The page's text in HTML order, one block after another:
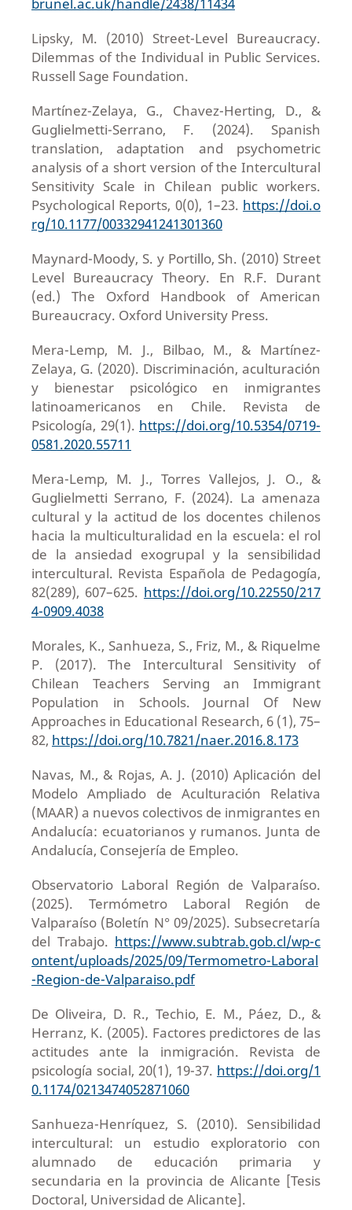
Lipsky, M. (2010) Street-Level Bureaucracy.
Dilemmas of the Individual in Public Services.
Russell Sage Foundation.
Martínez-Zelaya, G., Chavez-Herting, D., &
Guglielmetti-Serrano, F. (2024). Spanish
translation, adaptation and psychometric
analysis of a short version of the Intercultural
Sensitivity Scale in Chilean public workers.
Psychological Reports, 0(0), 1–23. https://doi.o
rg/10.1177/00332941241301360
Maynard-Moody, S. y Portillo, Sh. (2010) Street
Level Bureaucracy Theory. En R.F. Durant
(ed.) The Oxford Handbook of American
Bureaucracy. Oxford University Press.
Mera-Lemp, M. J., Bilbao, M., & Martínez-
Zelaya, G. (2020). Discriminación, aculturación
y bienestar psicológico en inmigrantes
latinoamericanos en Chile. Revista de
Psicología, 29(1). https://doi.org/10.5354/0719-
0581.2020.55711
Mera-Lemp, M. J., Torres Vallejos, J. O., &
Guglielmetti Serrano, F. (2024). La amenaza
cultural y la actitud de los docentes chilenos
hacia la multiculturalidad en la escuela: el rol
de la ansiedad exogrupal y la sensibilidad
intercultural. Revista Española de Pedagogía,
82(289), 607–625. https://doi.org/10.22550/217
4-0909.4038
Morales, K., Sanhueza, S., Friz, M., & Riquelme
P. (2017). The Intercultural Sensitivity of
Chilean Teachers Serving an Immigrant
Population in Schools. Journal Of New
Approaches in Educational Research, 6 (1), 75–
82, https://doi.org/10.7821/naer.2016.8.173
Navas, M., & Rojas, A. J. (2010) Aplicación del
Modelo Ampliado de Aculturación Relativa
(MAAR) a nuevos colectivos de inmigrantes en
Andalucía: ecuatorianos y rumanos. Junta de
Andalucía, Consejería de Empleo.
Observatorio Laboral Región de Valparaíso.
(2025). Termómetro Laboral Región de
Valparaíso (Boletín N° 09/2025). Subsecretaría
del Trabajo. https://www.subtrab.gob.cl/wp-c
ontent/uploads/2025/09/Termometro-Laboral
-Region-de-Valparaiso.pdf
De Oliveira, D. R., Techio, E. M., Páez, D., &
Herranz, K. (2005). Factores predictores de las
actitudes ante la inmigración. Revista de
psicología social, 20(1), 19-37. https://doi.org/1
0.1174/0213474052871060
Sanhueza-Henríquez, S. (2010). Sensibilidad
intercultural: un estudio exploratorio con
alumnado de educación primaria y
secundaria en la provincia de Alicante [Tesis
Doctoral, Universidad de Alicante].